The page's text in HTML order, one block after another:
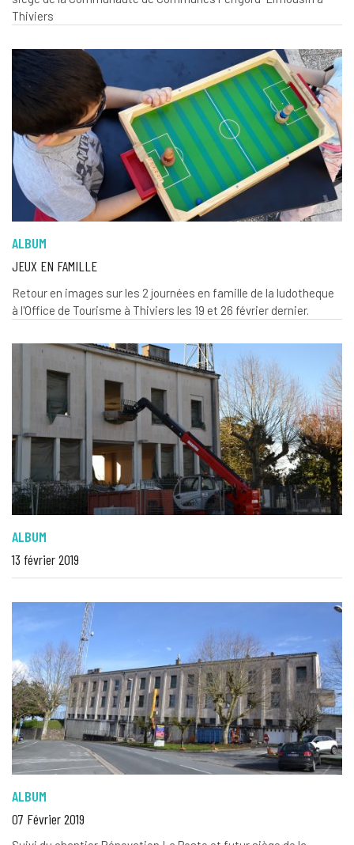
Thiviers
ALBUM
JEUX EN FAMILLE
Retour en images sur les 2 journées en famille de la ludotheque
à l'Office de Tourisme à Thiviers les 19 et 26 février dernier.
ALBUM
13 février 2019
ALBUM
07 Février 2019